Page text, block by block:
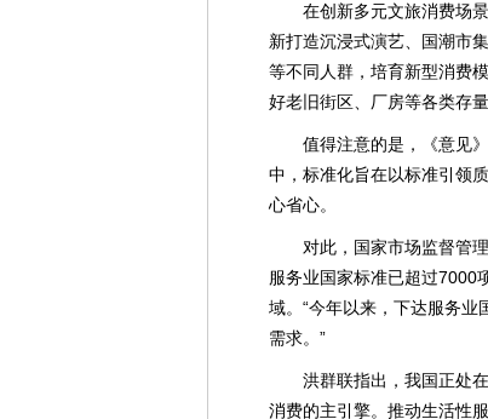
在创新多元文旅消费场
新打造沉浸式演艺、国潮市
等不同人群，培育新型消费
好老旧街区、厂房等各类存
值得注意的是，《意见
中，标准化旨在以标准引领
心省心。
对此，国家市场监督管
服务业国家标准已超过7000
域。“今年以来，下达服务
需求。”
洪群联指出，我国正处
消费的主引擎。推动生活性